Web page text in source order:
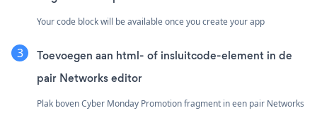
Your code block will be available once you create your app
Toevoegen aan html- of insluitcode-element in de
pair Networks editor
Plak boven Cyber Monday Promotion fragment in een pair Networks